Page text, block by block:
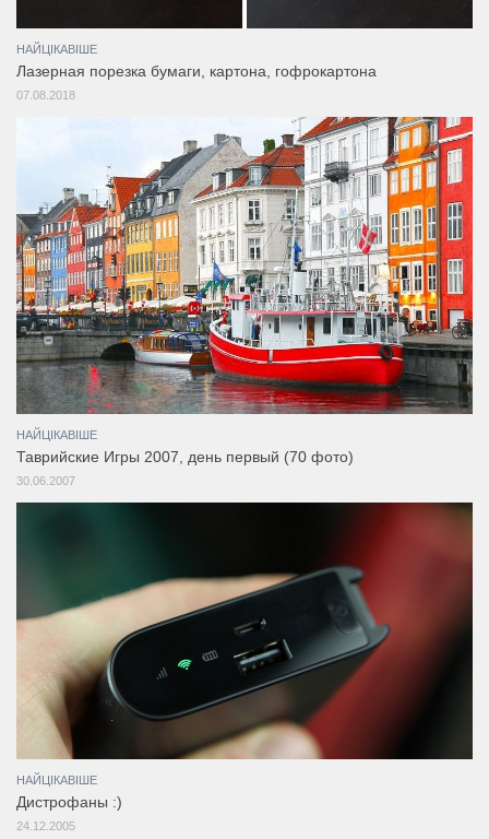
НАЙЦІКАВІШЕ
Лазерная порезка бумаги, картона, гофрокартона
07.08.2018
НАЙЦІКАВІШЕ
Таврийские Игры 2007, день первый (70 фото)
30.06.2007
НАЙЦІКАВІШЕ
Дистрофаны :)
24.12.2005